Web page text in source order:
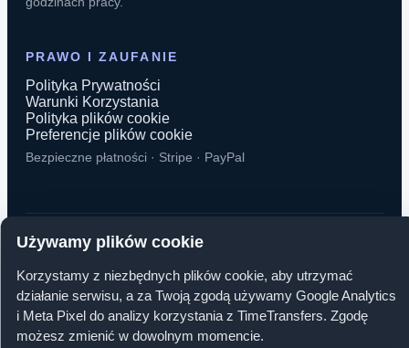
Używamy plików cookie
Korzystamy z niezbędnych plików cookie, aby utrzymać
działanie serwisu, a za Twoją zgodą używamy Google Analytics
i Meta Pixel do analizy korzystania z TimeTransfers. Zgodę
możesz zmienić w dowolnym momencie.
PRAWO I ZAUFANIE
Polityka Prywatności
Warunki Korzystania
Polityka plików cookie
Preferencje plików cookie
Bezpieczne płatności · Stripe · PayPal
© 2026 TimeTransfers. Wszelkie prawa zastrzeżone.
TimeTransfers OÜ · Erika tn 14-208, 10416 Tallinn, Estonia